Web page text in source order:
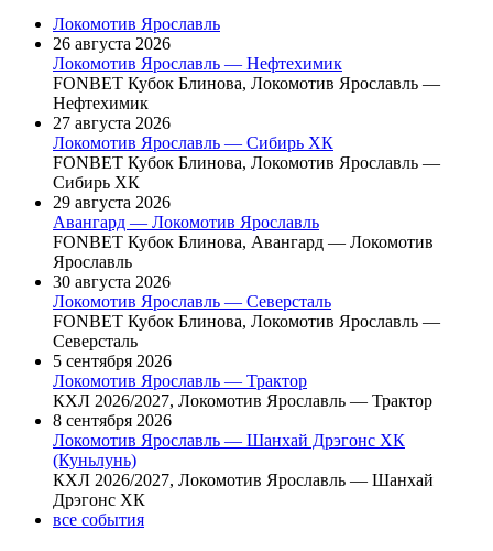
Локомотив Ярославль
26 августа 2026
Локомотив Ярославль — Нефтехимик
FONBET Кубок Блинова, Локомотив Ярославль —
Нефтехимик
27 августа 2026
Локомотив Ярославль — Сибирь ХК
FONBET Кубок Блинова, Локомотив Ярославль —
Сибирь ХК
29 августа 2026
Авангард — Локомотив Ярославль
FONBET Кубок Блинова, Авангард — Локомотив
Ярославль
30 августа 2026
Локомотив Ярославль — Северсталь
FONBET Кубок Блинова, Локомотив Ярославль —
Северсталь
5 сентября 2026
Локомотив Ярославль — Трактор
КХЛ 2026/2027, Локомотив Ярославль — Трактор
8 сентября 2026
Локомотив Ярославль — Шанхай Дрэгонс ХК
(Куньлунь)
КХЛ 2026/2027, Локомотив Ярославль — Шанхай
Дрэгонс ХК
все события